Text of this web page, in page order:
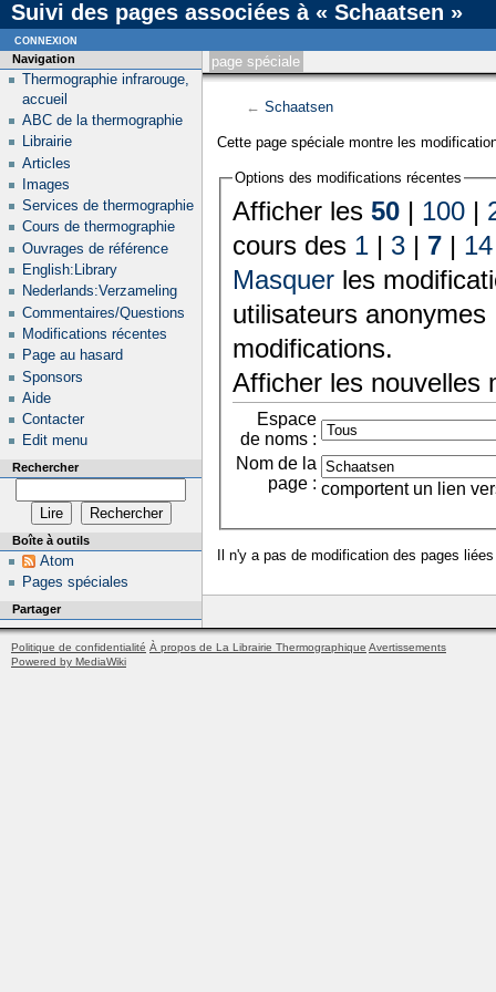
Suivi des pages associées à « Schaatsen »
page spéciale
← Schaatsen
Cette page spéciale montre les
Options des modifications récentes
Afficher les 50| 100|
cours des 1| 3| 7| 14
Masquerles
utilisateurs
modifications.
Afficher les nouvelles
Espace
de noms :
Nom de la
page : comportent un lien
Il n'y a pas de modification des pages
Navigation
Thermographie infrarouge,
accueil
ABC de la thermographie
Librairie
Articles
Images
Services de thermographie
Cours de thermographie
Ouvrages de référence
English:Library
Nederlands:Verzameling
Commentaires/Questions
Modifications récentes
Page au hasard
Sponsors
Aide
Contacter
Edit menu
Rechercher
Boîte à outils
Atom
Pages spéciales
Partager
connexion
Politique de confidentialité À propos de La Librairie Thermographique Avertissements
Powered by MediaWiki